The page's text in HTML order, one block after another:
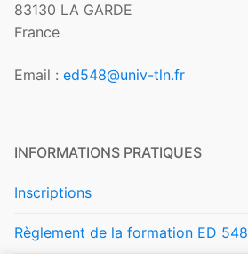
83130 LA GARDE
France
Email : ed548@univ-tln.fr
INFORMATIONS PRATIQUES
Inscriptions
Règlement de la formation ED 548